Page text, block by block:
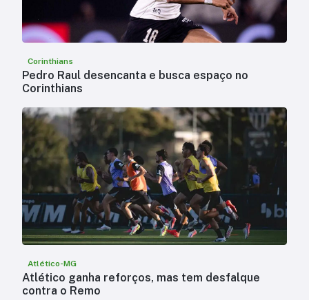
Corinthians
Pedro Raul desencanta e busca espaço no
Corinthians
Atlético-MG
Atlético ganha reforços, mas tem desfalque
contra o Remo